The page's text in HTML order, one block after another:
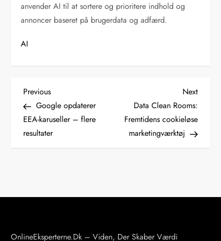
anvender AI til at sortere og prioritere indhold og
annoncer baseret på brugerdata og adfærd.
AI
I
n
d
l
v
Previous
Post
Previous
Google opdaterer
EEA-karuseller – flere
resultater
Next
Post
Next
Data Clean Rooms:
Fremtidens cookieløse
marketingværktøj
OnlineEksperterne.dk – Viden, Der Skaber Værdi